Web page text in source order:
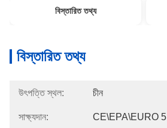
বিস্তারিত তথ্য
বিস্তারিত তথ্য
উৎপত্তি স্থল: চীন
সাক্ষ্যদান: CE\EPA\EURO 5